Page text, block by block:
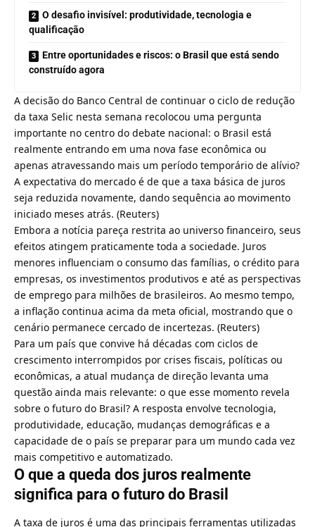
O desafio invisível: produtividade, tecnologia e
qualificação
Entre oportunidades e riscos: o Brasil que está sendo
construído agora
A decisão do Banco Central de continuar o ciclo de redução
da taxa Selic nesta semana recolocou uma pergunta
importante no centro do debate nacional: o Brasil está
realmente entrando em uma nova fase econômica ou
apenas atravessando mais um período temporário de alívio?
A expectativa do mercado é de que a taxa básica de juros
seja reduzida novamente, dando sequência ao movimento
iniciado meses atrás. (Reuters)
Embora a notícia pareça restrita ao universo financeiro, seus
efeitos atingem praticamente toda a sociedade. Juros
menores influenciam o consumo das famílias, o crédito para
empresas, os investimentos produtivos e até as perspectivas
de emprego para milhões de brasileiros. Ao mesmo tempo,
a inflação continua acima da meta oficial, mostrando que o
cenário permanece cercado de incertezas. (Reuters)
Para um país que convive há décadas com ciclos de
crescimento interrompidos por crises fiscais, políticas ou
econômicas, a atual mudança de direção levanta uma
questão ainda mais relevante: o que esse momento revela
sobre o futuro do Brasil? A resposta envolve tecnologia,
produtividade, educação, mudanças demográficas e a
capacidade de o país se preparar para um mundo cada vez
mais competitivo e automatizado.
O que a queda dos juros realmente
significa para o futuro do Brasil
A taxa de juros é uma das principais ferramentas utilizadas